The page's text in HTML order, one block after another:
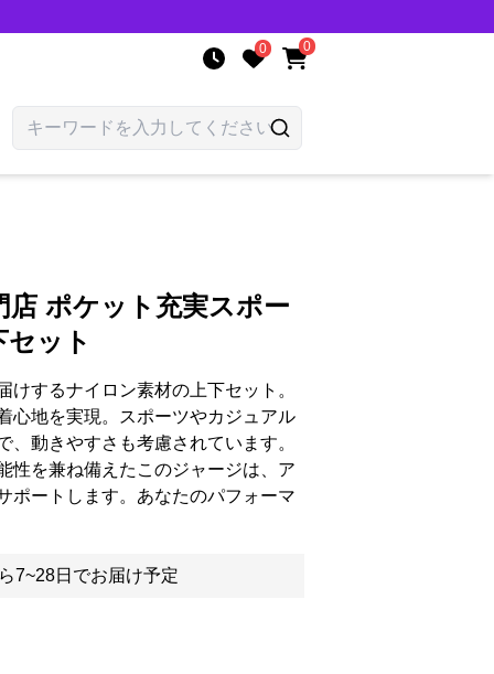
0 0
店 ポケット充実スポー
ット
けするナイロン素材の上下セット。
心地を実現。スポーツやカジュアル
、動きやすさも考慮されています。
性を兼ね備えたこのジャージは、ア
ポートします。あなたのパフォーマ
7~28日でお届け予定